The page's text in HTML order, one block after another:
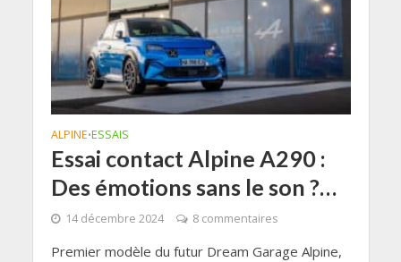
ALPINE•ESSAIS
Essai contact Alpine A290 :
Des émotions sans le son ?…
14 décembre 2024 8 commentaires
Premier modèle du futur Dream Garage Alpine,